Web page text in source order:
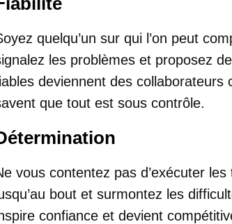
quelqu’un sur qui l’on peut
les problèmes et proposez
deviennent des collaborateurs
que tout est sous contrôle.
vous contentez pas d’exécuter
bout et surmontez les
confiance et devient